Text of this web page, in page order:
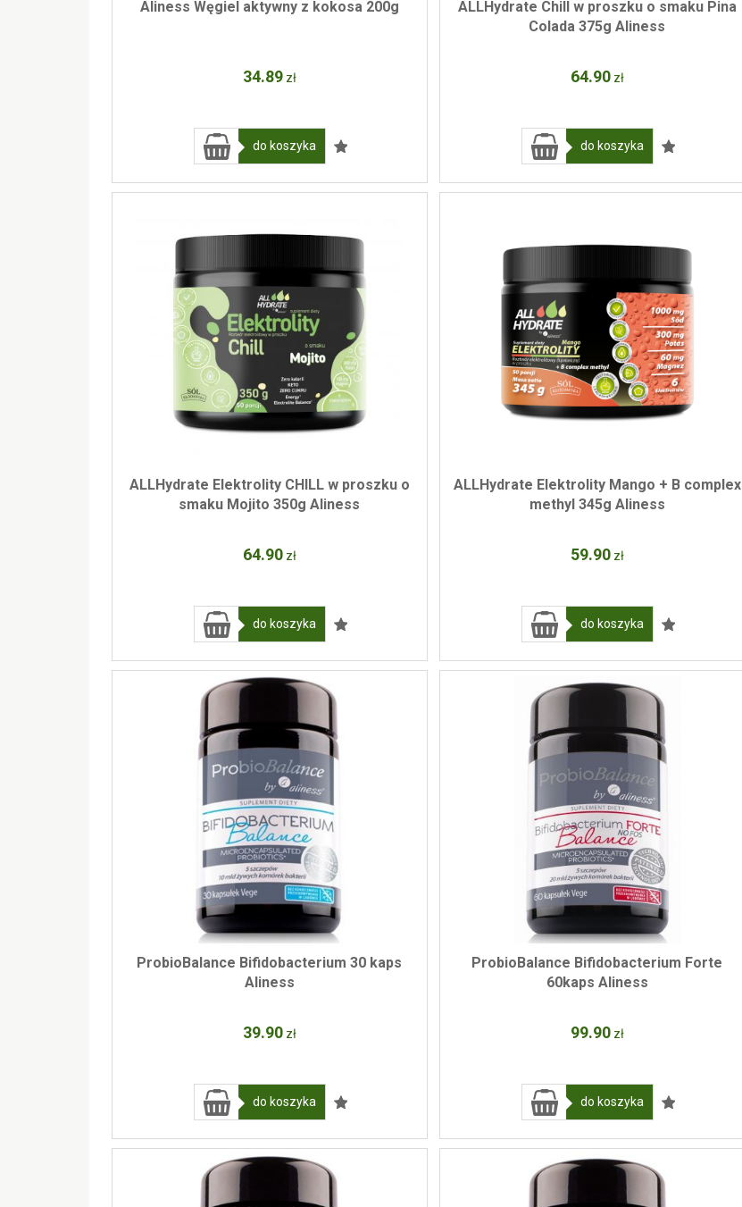
Aliness Węgiel aktywny z kokosa 200g
34.89 zł
do koszyka
ALLHydrate Chill w proszku o smaku Pina
Colada 375g Aliness
64.90 zł
do koszyka
ALLHydrate Elektrolity CHILL w proszku o
smaku Mojito 350g Aliness
64.90 zł
do koszyka
ALLHydrate Elektrolity Mango + B complex
methyl 345g Aliness
59.90 zł
do koszyka
ProbioBalance Bifidobacterium 30 kaps
Aliness
39.90 zł
do koszyka
ProbioBalance Bifidobacterium Forte
60kaps Aliness
99.90 zł
do koszyka